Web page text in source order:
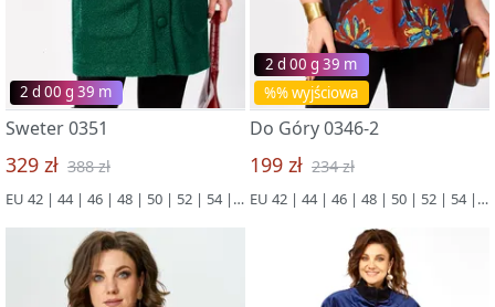
2 d 00 g 39 m
Sweter 0351
329 zł 388 zł
EU 42 | 44 | 46 | 48 | 50 | 52 | 54 | 56 | 58 | 60 | 62 | 64 | 66
%% wyjściowa
2 d 00 g 39 m
Do Góry 0346-2
199 zł 234 zł
EU 42 | 44 | 46 | 48 | 50 | 52 | 54 | 56 | 58 | 60 | 62 | 64 | 66